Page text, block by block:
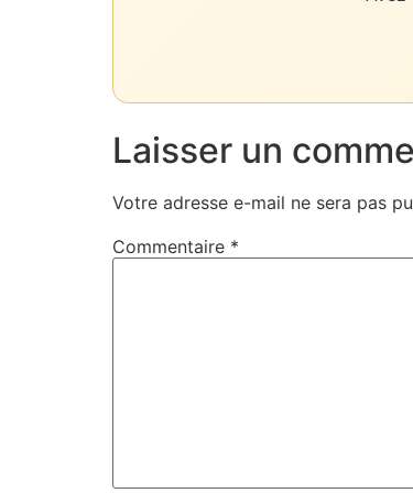
Laisser un
Votre adresse e-mail ne sera pas
Commentaire *